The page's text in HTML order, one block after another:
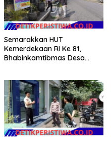
Semarakkan HUT
Kemerdekaan RI Ke 81,
Bhabinkamtibmas Desa
Merah Putih